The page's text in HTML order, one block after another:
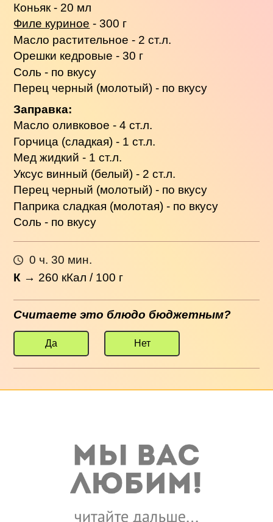
Коньяк - 20 мл
Филе куриное - 300 г
Масло растительное - 2 ст.л.
Орешки кедровые - 30 г
Соль - по вкусу
Перец черный (молотый) - по вкусу
Заправка:
Масло оливковое - 4 ст.л.
Горчица (сладкая) - 1 ст.л.
Мед жидкий - 1 ст.л.
Уксус винный (белый) - 2 ст.л.
Перец черный (молотый) - по вкусу
Паприка сладкая (молотая) - по вкусу
Соль - по вкусу
0 ч. 30 мин.
К → 260 кКал / 100 г
Считаете это блюдо бюджетным?
Да Нет